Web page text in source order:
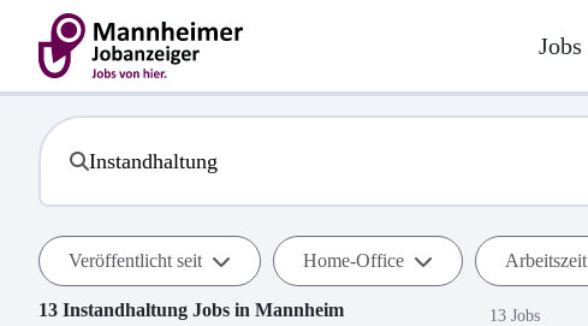
Jobs
Veröffentlicht seit Home-Office Arbeitszeit
13 Instandhaltung Jobs in Mannheim 13 Jobs